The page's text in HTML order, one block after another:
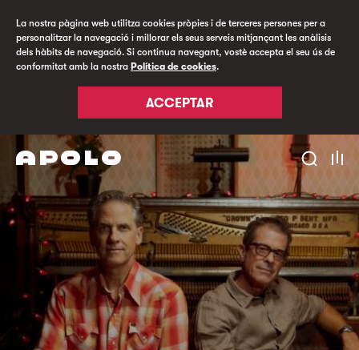
La nostra pàgina web utilitza cookies pròpies i de terceres persones per a
personalitzar la navegació i millorar els seus serveis mitjançant les anàlisis
dels hàbits de navegació. Si continua navegant, vostè accepta el seu ús de
conformitat amb la nostra Política de cookies.
ACCEPTAR